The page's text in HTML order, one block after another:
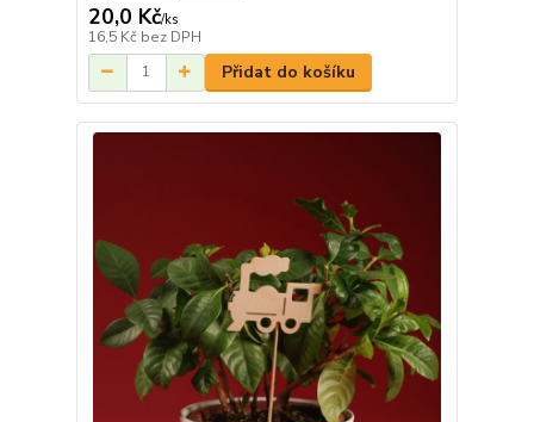
20,0 Kč/ks
16,5 Kč bez DPH
Přidat do košíku